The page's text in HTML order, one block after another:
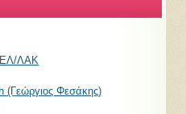
ΕΛ/ΛΑΚ
(Γεώργιος Φεσάκης)